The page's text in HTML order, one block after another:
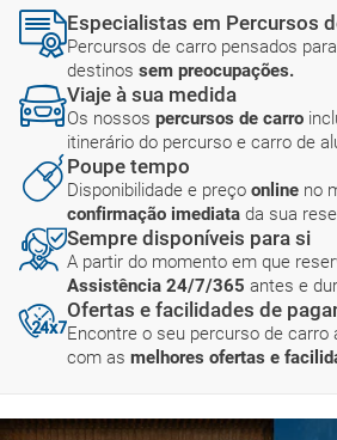
Especialistas em Percursos
Percursos de carro pensados
destinos sem preocupações.
Viaje à sua medida
Os nossos percursos de carro
itinerário do percurso e carro de
Poupe tempo
Disponibilidade e preço online no
confirmação imediata da sua
Sempre disponíveis para si
A partir do momento em que
Assistência 24/7/365 antes e
Ofertas e facilidades de
Encontre o seu percurso de carro
com as melhores ofertas e